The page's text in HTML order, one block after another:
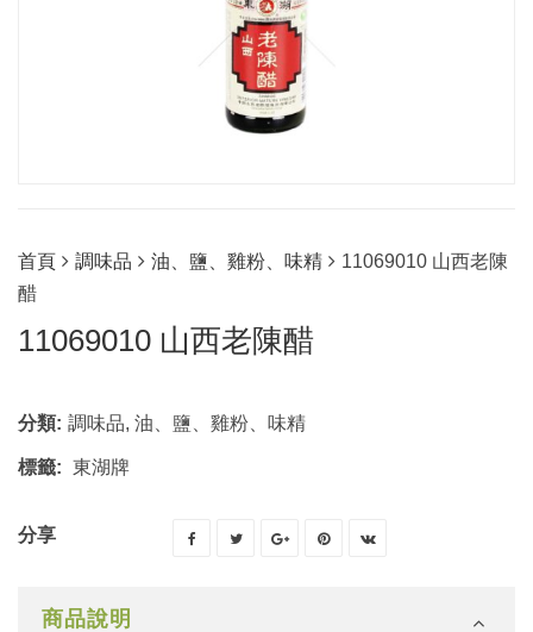
首頁 調味品 油、鹽、雞粉、味精
11069010 山西老陳
醋
11069010 山西老陳醋
分類: 調味品, 油、鹽、雞粉、味精
標籤: 東湖牌
分享
商品說明